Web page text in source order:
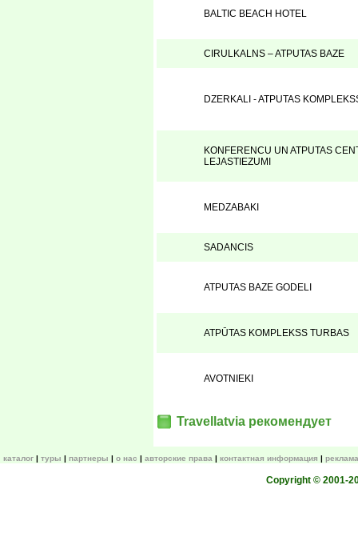
BALTIC BEACH HOTEL
CIRULKALNS – ATPUTAS BAZE
DZERKALI - ATPUTAS
KONFERENCU UN ATPUTAS
LEJASTIEZUMI
MEDZABAKI
SADANCIS
ATPUTAS BAZE GODELI
ATPŪTAS KOMPLEKSS TURBAS
AVOTNIEKI
Travellatvia рекомендует
каталог туры партнеры о нас авторские права контактная информация
Copyright © 2001-